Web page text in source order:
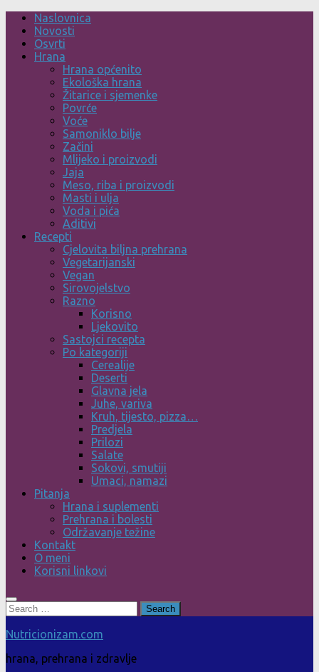
Skip
content
Naslovnica
Novosti
Osvrti
Hrana
Hrana općenito
Ekološka hrana
Žitarice i sjemenke
Povrće
Voće
Samoniklo bilje
Začini
Mlijeko i proizvodi
Jaja
Meso, riba i proizvodi
Masti i ulja
Voda i pića
Aditivi
Recepti
Cjelovita biljna prehrana
Vegetarijanski
Vegan
Sirovojelstvo
Razno
Korisno
Ljekovito
Sastojci recepta
Po kategoriji
Cerealije
Deserti
Glavna jela
Juhe, variva
Kruh, tijesto, pizza…
Predjela
Prilozi
Salate
Sokovi, smutiji
Umaci, namazi
Pitanja
Hrana i suplementi
Prehrana i bolesti
Održavanje težine
Kontakt
O meni
Korisni linkovi
Search
for:
Nutricionizam.com
hrana, prehrana i zdravlje